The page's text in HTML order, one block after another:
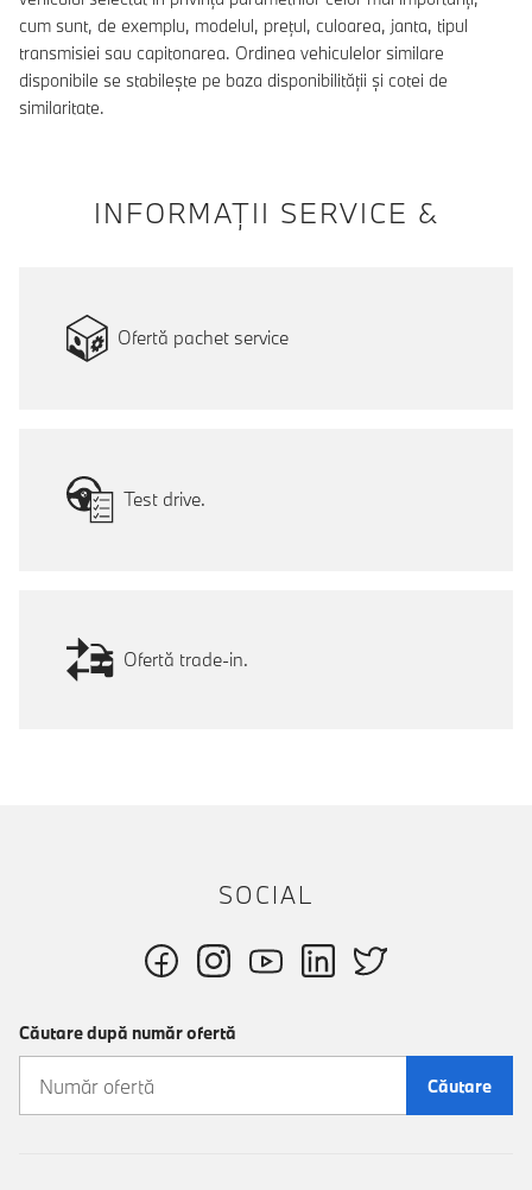
cum sunt, de exemplu, modelul, prețul, culoarea, janta, tipul
transmisiei sau capitonarea. Ordinea vehiculelor similare
disponibile se stabilește pe baza disponibilității și cotei de
similaritate.
INFORMAŢII SERVICE &
Ofertă pachet service
Test drive.
Ofertă trade-in.
SOCIAL
Căutare după număr ofertă
Căutare